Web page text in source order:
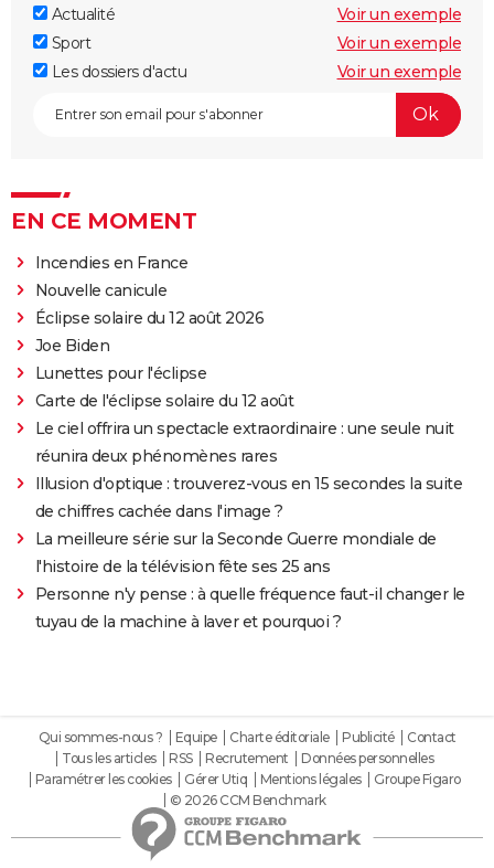
Actualité
Voir un exemple
Sport
Voir un exemple
Les dossiers d'actu
Voir un exemple
EN CE MOMENT
Incendies en France
Nouvelle canicule
Éclipse solaire du 12 août 2026
Joe Biden
Lunettes pour l'éclipse
Carte de l'éclipse solaire du 12 août
Le ciel offrira un spectacle extraordinaire : une seule nuit
réunira deux phénomènes rares
Illusion d'optique : trouverez-vous en 15 secondes la suite
de chiffres cachée dans l'image ?
La meilleure série sur la Seconde Guerre mondiale de
l'histoire de la télévision fête ses 25 ans
Personne n'y pense : à quelle fréquence faut-il changer le
tuyau de la machine à laver et pourquoi ?
Qui sommes-nous ? Equipe Charte éditoriale Publicité
Contact
Tous les articles
RSS Recrutement
Données personnelles
Paramétrer les cookies
Gérer Utiq Mentions légales
Groupe Figaro
© 2026 CCM Benchmark